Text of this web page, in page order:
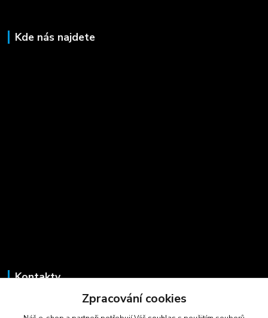
Kde nás najdete
Kontakty
+420 723 725 881
Zpracování cookies